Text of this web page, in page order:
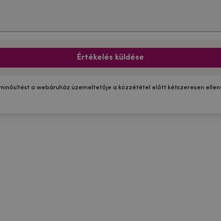
Értékelés küldése
a webáruház üzemeltetője a közzététel előtt kétszeresen